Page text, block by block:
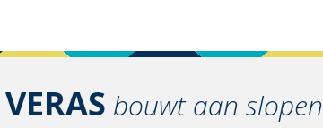
VERAS bouwt aan slopen